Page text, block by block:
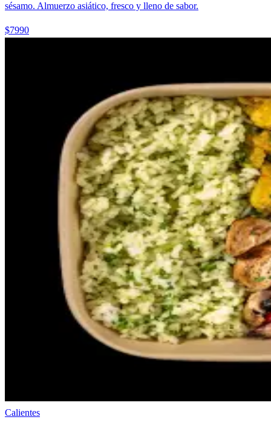
sésamo. Almuerzo asiático, fresco y lleno de sabor.
$7990
Calientes